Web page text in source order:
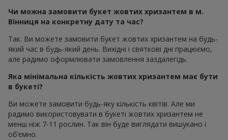
Чи можна замовити букет жовтих хризантем в м.
Вінниця на конкретну дату та час?
Так. Ви можете замовити букет жовтих хризантем на будь-
який час в будь-який день. Вихідні і святкові дні працюємо,
але радимо оформлювати замовлення заздалегідь.
Яка мінімальна кількість жовтих хризантем має бути
в букеті?
Ви можете замовити будь-яку кількість квітів. Але ми
радимо використовувати в букеті жовтих хризантем не
менш ніж 7-11 рослин. Так він буде виглядати вишукано і
об’ємно.